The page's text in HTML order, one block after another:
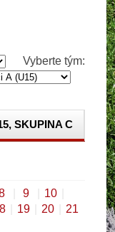
Vyberte tým:
SKUPINA C
9 10
19 20
21